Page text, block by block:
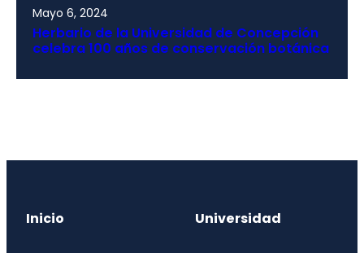
Mayo 6, 2024
Herbario de la Universidad de Concepción
celebra 100 años de conservación botánica
Inicio Universidad